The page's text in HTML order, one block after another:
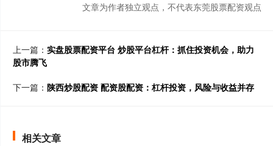
文章为作者独立观点，不代表东莞股票配资观点
上一篇： 实盘股票配资平台 炒股平台杠杆：抓住投资机会，助力
股市腾飞
下一篇： 陕西炒股配资 配资股配资：杠杆投资，风险与收益并存
相关文章